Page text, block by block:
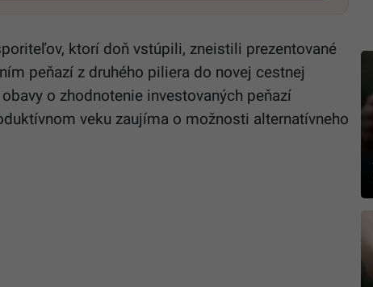
ktorí doň vstúpili, zneistili prezentované
peňazí z druhého piliera do novej cestnej
o zhodnotenie investovaných peňazí
veku zaujíma o možnosti alternatívneho